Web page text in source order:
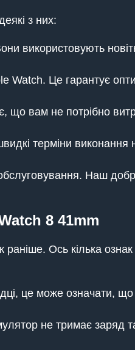
з них:
використовують
Watch. Це гарантує
що вам не потрібно
терміни виконання
Наш
8 41mm
Ось кілька
це може означати,
не тримає заряд